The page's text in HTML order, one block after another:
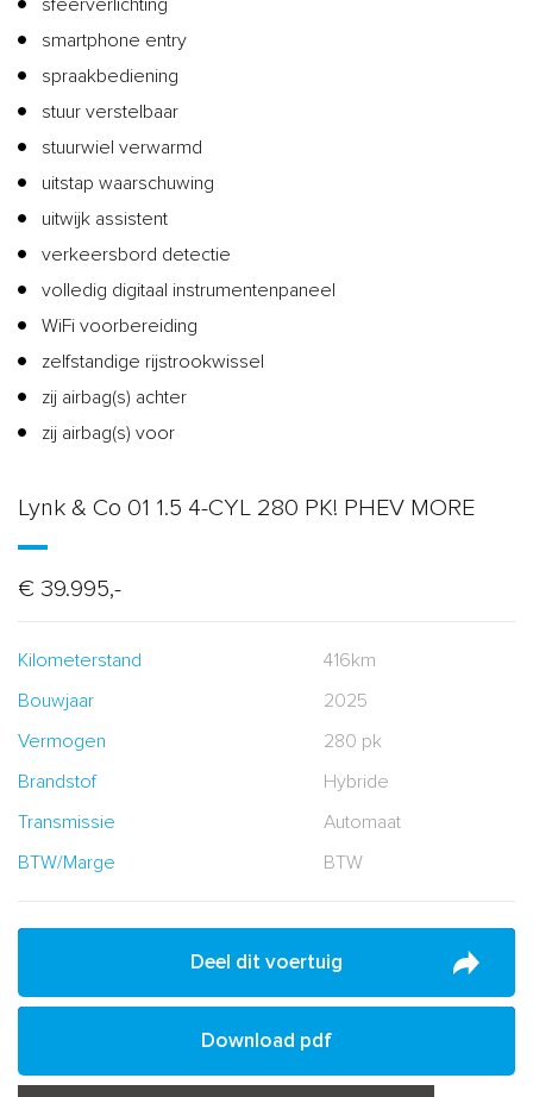
smartphone entry
spraakbediening
stuur verstelbaar
stuurwiel verwarmd
uitstap waarschuwing
uitwijk assistent
verkeersbord detectie
volledig digitaal instrumentenpaneel
WiFi voorbereiding
zelfstandige rijstrookwissel
zij airbag(s) achter
zij airbag(s) voor
Lynk & Co 01 1.5 4-CYL 280 PK! PHEV MORE
€ 39.995,-
Kilometerstand
416km
Bouwjaar
2025
Vermogen
280 pk
Brandstof
Hybride
Transmissie
Automaat
BTW/Marge
BTW
Deel dit voertuig
Download pdf